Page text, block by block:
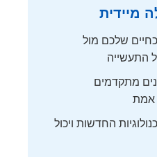
מיידית
שלכם מול
התעשייה
מתקדמים
אמת
החדשות ויכול